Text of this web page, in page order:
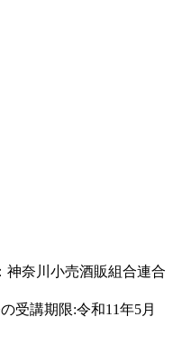
神奈川小売酒販組合連合
受講期限:令和11年5月